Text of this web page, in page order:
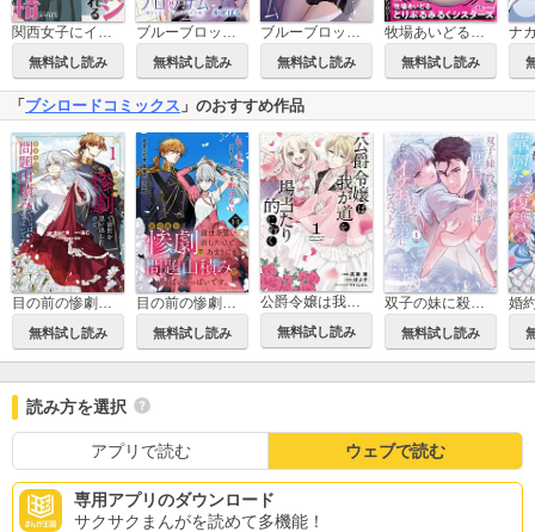
関西女子にイジられるボクの恋愛事情
無料試し読み
ブルーブロッサム 連載版
無料試し読み
ブルーブロッサム
無料試し読み
牧場あいどるとりぷるみるくシスターズ
無料試し読み
「 ブシロードコミックス 」のおすすめ作品
目の前の惨劇で前世を思い出したけど、あまりにも問題山積みでいっぱいいっぱいです。
無料試し読み
目の前の惨劇で前世を思い出したけど、あまりにも問題山積みでいっぱいいっぱいです。 連載版
無料試し読み
公爵令嬢は我が道を場当たり的に行く
無料試し読み
双子の妹に殺された姉、二度目の人生は初恋のイケおじ王弟にフルベットします！
無料試し読み
読み方を選択
アプリで読む ウェブで読む
専用アプリのダウンロード
サクサクまんがを読めて多機能！